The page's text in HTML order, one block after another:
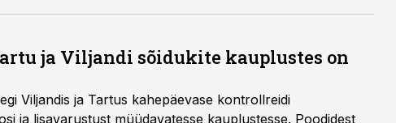
ja Viljandi sõidukite kauplustes on
Viljandis ja Tartus kahepäevase kontrollreidi
ja lisavarustust müüdavatesse kauplustesse. Poodidest